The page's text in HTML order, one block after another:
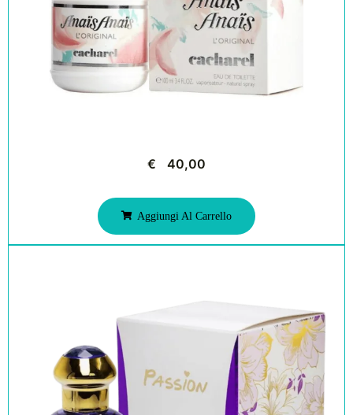
€ 40,00
Aggiungi Al Carrello